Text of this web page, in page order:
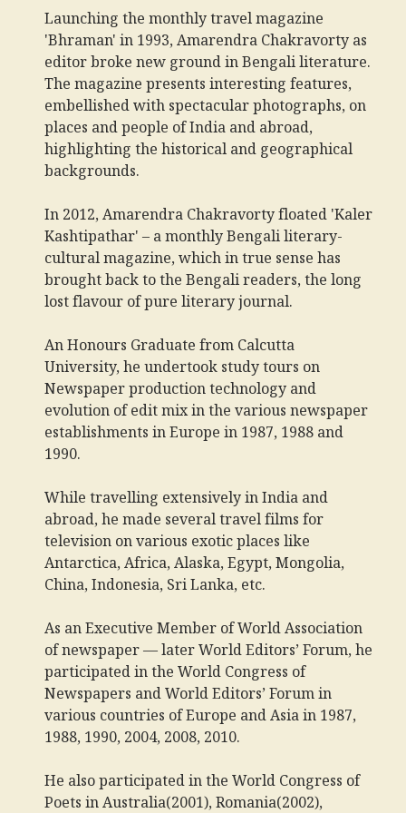
Launching the monthly travel magazine
'Bhraman' in 1993, Amarendra Chakravorty as
editor broke new ground in Bengali literature.
The magazine presents interesting features,
embellished with spectacular photographs, on
places and people of India and abroad,
highlighting the historical and geographical
backgrounds.
In 2012, Amarendra Chakravorty floated 'Kaler
Kashtipathar' – a monthly Bengali literary-
cultural magazine, which in true sense has
brought back to the Bengali readers, the long
lost flavour of pure literary journal.
An Honours Graduate from Calcutta
University, he undertook study tours on
Newspaper production technology and
evolution of edit mix in the various newspaper
establishments in Europe in 1987, 1988 and
1990.
While travelling extensively in India and
abroad, he made several travel films for
television on various exotic places like
Antarctica, Africa, Alaska, Egypt, Mongolia,
China, Indonesia, Sri Lanka, etc.
As an Executive Member of World Association
of newspaper — later World Editors’ Forum, he
participated in the World Congress of
Newspapers and World Editors’ Forum in
various countries of Europe and Asia in 1987,
1988, 1990, 2004, 2008, 2010.
He also participated in the World Congress of
Poets in Australia(2001), Romania(2002),